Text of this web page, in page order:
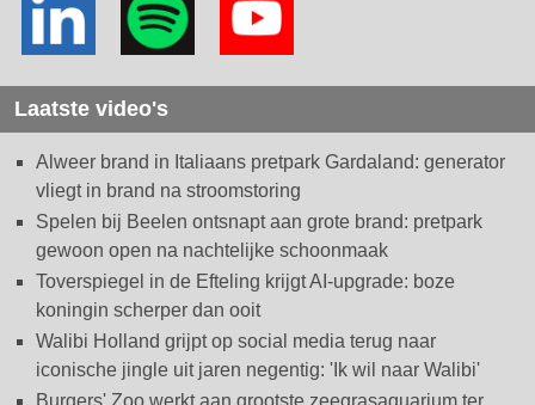
Laatste video's
Alweer brand in Italiaans pretpark Gardaland: generator
vliegt in brand na stroomstoring
Spelen bij Beelen ontsnapt aan grote brand: pretpark
gewoon open na nachtelijke schoonmaak
Toverspiegel in de Efteling krijgt AI-upgrade: boze
koningin scherper dan ooit
Walibi Holland grijpt op social media terug naar
iconische jingle uit jaren negentig: 'Ik wil naar Walibi'
Burgers' Zoo werkt aan grootste zeegrasaquarium ter